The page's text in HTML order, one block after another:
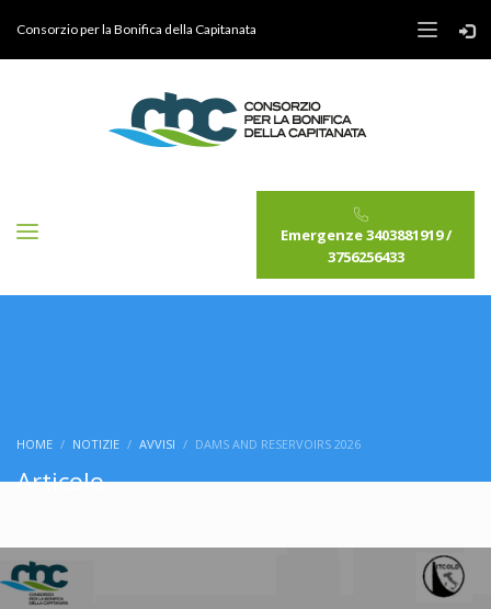
Consorzio per la Bonifica della Capitanata
Emergenze 3403881919 /
3756256433
HOME NOTIZIE AVVISI DAMS AND RESERVOIRS 2026
Articolo